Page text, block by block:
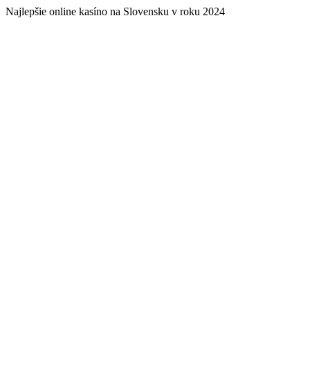
Najlepšie online kasíno na Slovensku v roku 2024